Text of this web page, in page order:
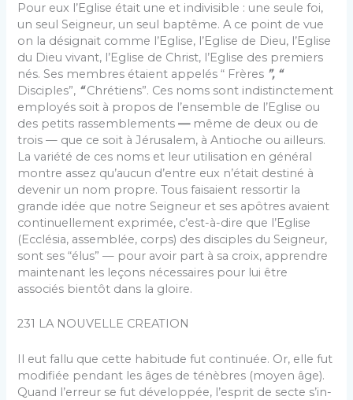
Pour eux l’Eglise était une et indivisible : une seule foi,
un seul Seigneur, un seul baptême. A ce point de vue
on la désignait comme l’Eglise, l’Eglise de Dieu, l’Eglise
du Dieu vivant, l’Eglise de Christ, l’Eglise des premiers
nés. Ses membres étaient appelés “ Frères ”, “
Disciples”, “Chrétiens”. Ces noms sont indistinctement
employés soit à propos de l’ensemble de l’Eglise ou
des petits rassemblements— même de deux ou de
trois — que ce soit à Jérusalem, à Antioche ou ailleurs.
La variété de ces noms et leur utilisation en général
montre assez qu’aucun d’entre eux n’était destiné à
devenir un nom propre. Tous faisaient ressortir la
grande idée que notre Seigneur et ses apôtres avaient
continuellement exprimée, c’est-à-dire que l’Eglise
(Ecclésia, assemblée, corps) des dis­ciples du Seigneur,
sont ses “élus” — pour avoir part à sa croix, apprendre
maintenant les leçons nécessaires pour lui être
associés bientôt dans la gloire.
231 LA NOUVELLE CREATION
Il eut fallu que cette habitude fut continuée. Or, elle fut
modifiée pendant les âges de ténèbres (moyen âge).
Quand l’erreur se fut développée, l’esprit de secte s’in­